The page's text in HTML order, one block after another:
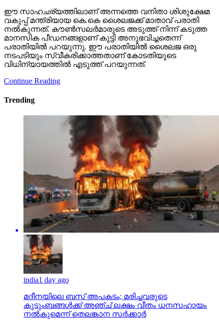
ഈ സാഹചര്യത്തിലാണ് അന്നത്തെ വനിതാ ശിശുക്ഷേമ
വകുപ്പ് മന്ത്രിയായ കെ.കെ ശൈലജക്ക് മാതാവ് പരാതി
നല്‍കുന്നത്. കൗണ്‍സലര്‍മാരുടെ അടുത്ത് നിന്ന് കടുത്ത
മാനസിക പീഡനങ്ങളാണ് കുട്ടി അനുഭവിച്ചതെന്ന്
പരാതിയില്‍ പറയുന്നു. ഈ പരാതിയില്‍ ശൈലജ ഒരു
നടപടിയും സ്വീകരിക്കാത്തതാണ് കോടതിയുടെ
വിധിന്യായത്തില്‍ എടുത്ത് പറയുന്നത്.
Continue Reading
Trending
india1 day ago
മദീനയിലെ ബസ് അപകടം; മരിച്ചവരുടെ
കുടുംബങ്ങള്‍ക്ക് അഞ്ച് ലക്ഷം വീതം ധനസഹായം
നല്‍കുമെന്ന് തെലങ്കാന സര്‍ക്കാര്‍